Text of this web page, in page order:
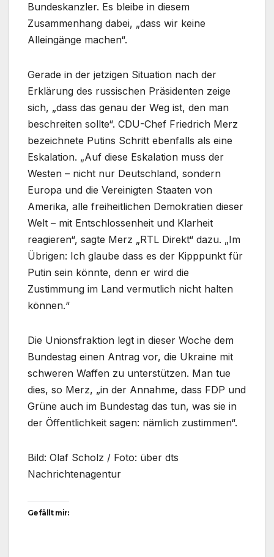
Bundeskanzler. Es bleibe in diesem
Zusammenhang dabei, „dass wir keine
Alleingänge machen“.
Gerade in der jetzigen Situation nach der
Erklärung des russischen Präsidenten zeige
sich, „dass das genau der Weg ist, den man
beschreiten sollte“. CDU-Chef Friedrich Merz
bezeichnete Putins Schritt ebenfalls als eine
Eskalation. „Auf diese Eskalation muss der
Westen – nicht nur Deutschland, sondern
Europa und die Vereinigten Staaten von
Amerika, alle freiheitlichen Demokratien dieser
Welt – mit Entschlossenheit und Klarheit
reagieren“, sagte Merz „RTL Direkt“ dazu. „Im
Übrigen: Ich glaube dass es der Kipppunkt für
Putin sein könnte, denn er wird die
Zustimmung im Land vermutlich nicht halten
können.“
Die Unionsfraktion legt in dieser Woche dem
Bundestag einen Antrag vor, die Ukraine mit
schweren Waffen zu unterstützen. Man tue
dies, so Merz, „in der Annahme, dass FDP und
Grüne auch im Bundestag das tun, was sie in
der Öffentlichkeit sagen: nämlich zustimmen“.
Bild: Olaf Scholz / Foto: über dts
Nachrichtenagentur
Gefällt mir: